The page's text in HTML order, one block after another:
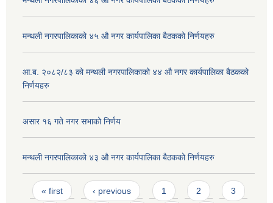
मन्थली नगरपालिकाको ४५ औ नगर कार्यपालिका बैठकको निर्णयहरु
आ.ब. २०८२/८३ को मन्थली नगरपालिकाको ४४ औ नगर कार्यपालिका बैठकको
निर्णयहरु
असार १६ गते नगर सभाको निर्णय
मन्थली नगरपालिकाको ४३ औ नगर कार्यपालिका बैठकको निर्णयहरु
Pages
« first ‹ previous 1 2 3